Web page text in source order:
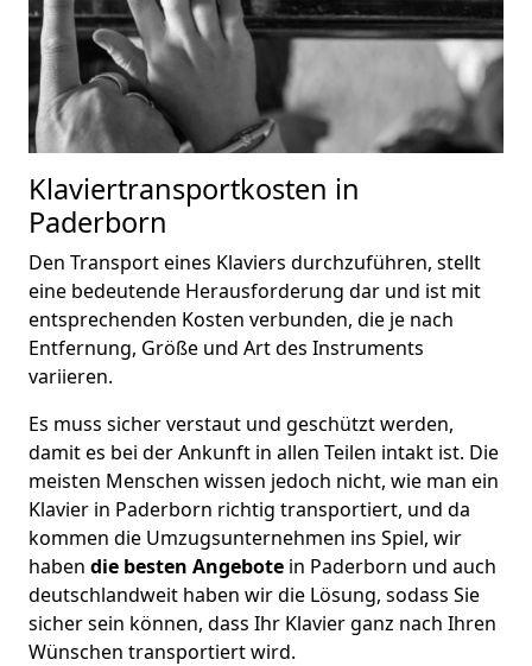
Klaviertransportkosten in
Paderborn
Den Transport eines Klaviers durchzuführen, stellt
eine bedeutende Herausforderung dar und ist mit
entsprechenden Kosten verbunden, die je nach
Entfernung, Größe und Art des Instruments
variieren.
Es muss sicher verstaut und geschützt werden,
damit es bei der Ankunft in allen Teilen intakt ist. Die
meisten Menschen wissen jedoch nicht, wie man ein
Klavier in Paderborn richtig transportiert, und da
kommen die Umzugsunternehmen ins Spiel, wir
haben die besten Angebote in Paderborn und auch
deutschlandweit haben wir die Lösung, sodass Sie
sicher sein können, dass Ihr Klavier ganz nach Ihren
Wünschen transportiert wird.